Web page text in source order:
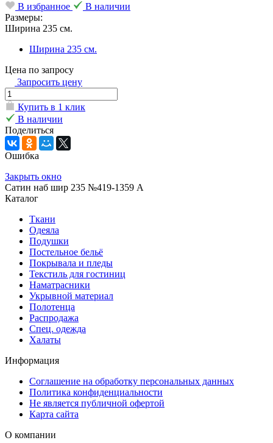
В избранное
В наличии
Размеры:
Ширина 235 см.
Ширина 235 см.
Цена по запросу
Запросить цену
Купить в 1 клик
В наличии
Поделиться
Ошибка
Закрыть окно
Сатин наб шир 235 №419-1359 А
Каталог
Ткани
Одеяла
Подушки
Постельное бельё
Покрывала и пледы
Текстиль для гостиниц
Наматрасники
Укрывной материал
Полотенца
Распродажа
Спец. одежда
Халаты
Информация
Соглашение на обработку персональных данных
Политика конфиденциальности
Не является публичной офертой
Карта сайта
О компании